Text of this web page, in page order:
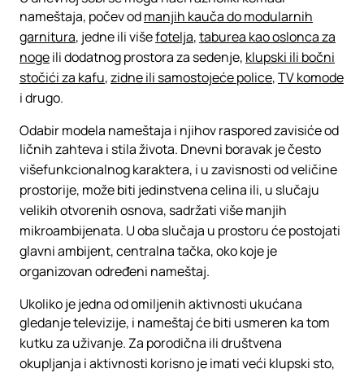
nameštaja, počev odmanjih kauča do modularnih
garnitura, jedne ili višefotelja,taburea kao oslonca za
nogeili dodatnog prostora za sedenje, klupski ili bočni
stočići za kafu,zidne ili samostojeće police,TV komode
i drugo.
Odabir modela nameštaja i njihov raspored zavisiće od
ličnih zahteva i stila života. Dnevni boravak je često
višefunkcionalnog karaktera, i u zavisnosti od veličine
prostorije, može biti jedinstvena celina ili, u slučaju
velikih otvorenih osnova, sadržati više manjih
mikroambijenata. U oba slučaja u prostoru će postojati
glavni ambijent, centralna tačka, oko koje je
organizovan određeni nameštaj.
Ukoliko je jedna od omiljenih aktivnosti ukućana
gledanje televizije, i nameštaj će biti usmeren ka tom
kutku za uživanje. Za porodična ili društvena
okupljanja i aktivnosti korisno je imati veći klupski sto,